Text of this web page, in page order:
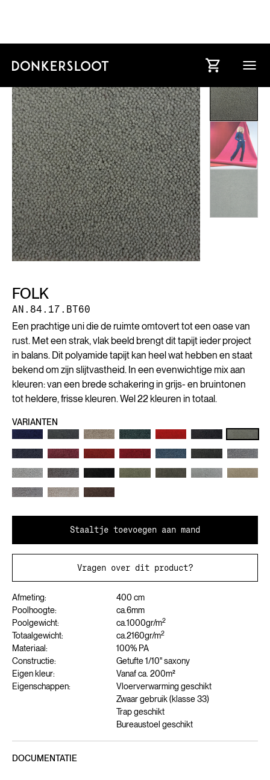
FOLK
AN.84.17.BT60
Een prachtige uni die de ruimte omtovert tot een oase van
rust. Met een strak, vlak beeld brengt dit tapijt ieder project
in balans. Dit polyamide tapijt kan heel wat hebben en staat
bekend om zijn slijtvastheid. In een evenwichtige mix aan
kleuren: van een brede schakering in grijs- en bruintonen
tot heldere, frisse kleuren. Wel 22 kleuren in totaal.
VARIANTEN
Staaltje toevoegen aan mand
Vragen over dit product?
Afmeting:
400 cm
Poolhoogte:
ca.6mm
Poolgewicht:
ca.1000gr/m2
Totaalgewicht: ca.2160gr/m2
Materiaal:
100% PA
Constructie:
Getufte 1/10" saxony
Eigen kleur:
Vanaf ca. 200m²
Eigenschappen:
Vloerverwarming geschikt
Zwaar gebruik (klasse 33)
Trap geschikt
Bureaustoel geschikt
DOCUMENTATIE